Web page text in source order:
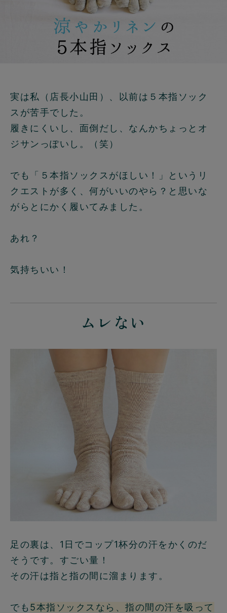
実は私（店長小山田）、以前は５本指ソック
スが苦手でした。
履きにくいし、面倒だし、なんかちょっとオ
ジサンっぽいし。（笑）
でも「５本指ソックスがほしい！」というリ
クエストが多く、何がいいのやら？と思いな
がらとにかく履いてみました。
あれ？
気持ちいい！
ムレない
足の裏は、1日でコップ1杯分の汗をかくのだ
そうです。すごい量！
その汗は指と指の間に溜まります。
でも 5本指ソックスなら、指の間の汗を吸って